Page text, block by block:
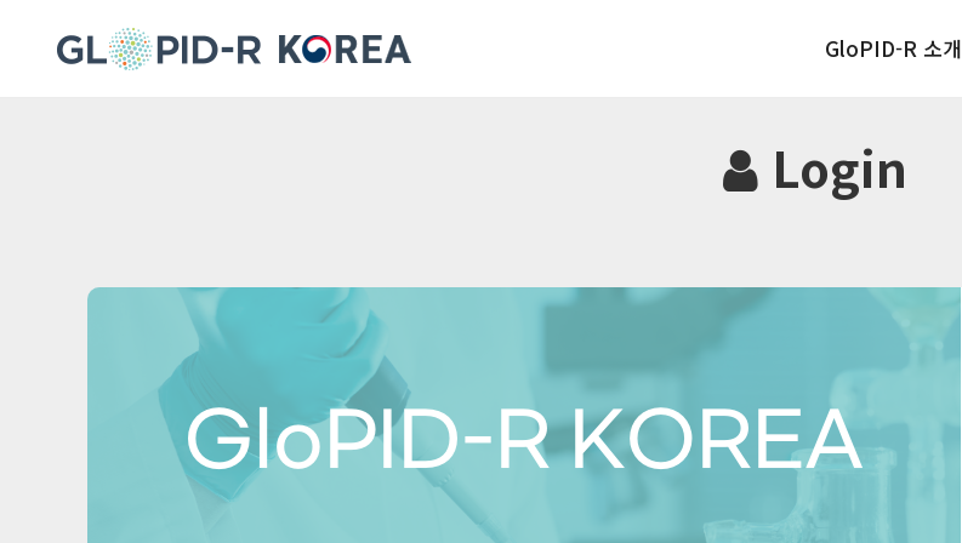
GloPID-R 소개
Login
GloPID-R KOREA